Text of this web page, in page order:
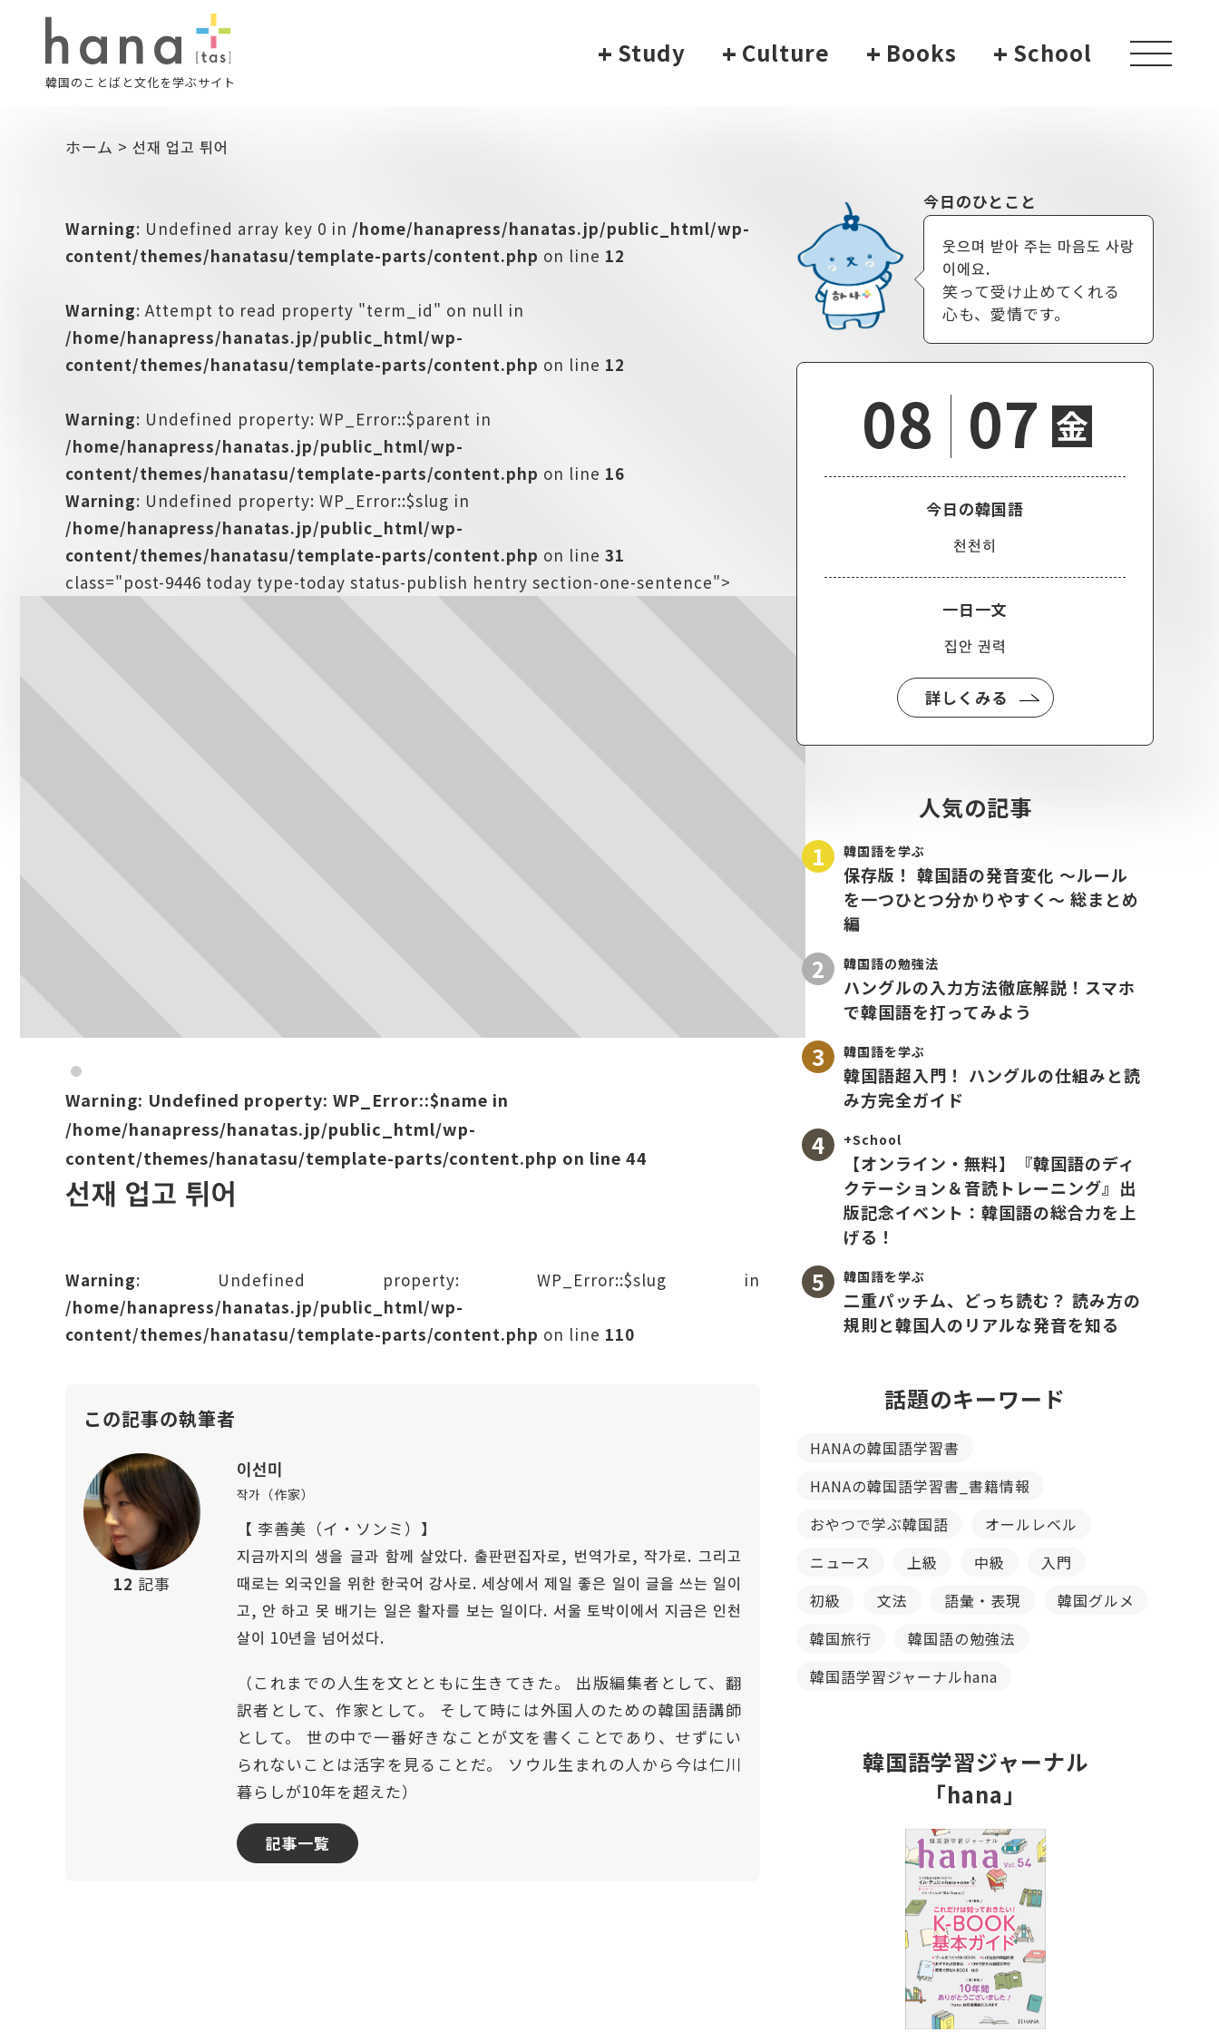
韓国のことばと文化を学ぶサイト
+ Study + Culture + Books + School
toggle
ホーム > 선재 업고 튀어
Warning: Undefined array key 0 in /home/hanapress/hanatas.jp/public_html/wp-
content/themes/hanatasu/template-parts/content.php on line 12
Warning: Attempt to read property "term_id" on null in
/home/hanapress/hanatas.jp/public_html/wp-
content/themes/hanatasu/template-parts/content.php on line 12
Warning: Undefined property: WP_Error::$parent in
/home/hanapress/hanatas.jp/public_html/wp-
content/themes/hanatasu/template-parts/content.php on line 16
Warning: Undefined property: WP_Error::$slug in
/home/hanapress/hanatas.jp/public_html/wp-
content/themes/hanatasu/template-parts/content.php on line 31
class="post-9446 today type-today status-publish hentry section-one-sentence">
Warning: Undefined property: WP_Error::$name in
/home/hanapress/hanatas.jp/public_html/wp-
content/themes/hanatasu/template-parts/content.php on line 44
선재 업고 튀어
Warning: Undefined property: WP_Error::$slug in
/home/hanapress/hanatas.jp/public_html/wp-
content/themes/hanatasu/template-parts/content.php on line 110
この記事の執筆者
12 記事
이선미
작가（作家）
【 李善美（イ・ソンミ）】
지금까지의 생을 글과 함께 살았다. 출판편집자로, 번역가로, 작가로. 그리고
때로는 외국인을 위한 한국어 강사로. 세상에서 제일 좋은 일이 글을 쓰는 일이
고, 안 하고 못 배기는 일은 활자를 보는 일이다. 서울 토박이에서 지금은 인천
살이 10년을 넘어섰다.
（これまでの人生を文とともに生きてきた。 出版編集者として、翻
訳者として、作家として。 そして時には外国人のための韓国語講師
として。 世の中で一番好きなことが文を書くことであり、せずにい
られないことは活字を見ることだ。 ソウル生まれの人から今は仁川
暮らしが10年を超えた）
記事一覧
今日のひとこと
웃으며 받아 주는 마음도 사랑
이에요.
笑って受け止めてくれる
心も、愛情です。
08 07 金
今日の韓国語
천천히
一日一文
집안 권력
詳しくみる
人気の記事
韓国語を学ぶ
保存版！ 韓国語の発音変化 〜ルール
を一つひとつ分かりやすく〜 総まとめ
編
韓国語の勉強法
ハングルの入力方法徹底解説！スマホ
で韓国語を打ってみよう
韓国語を学ぶ
韓国語超入門！ ハングルの仕組みと読
み方完全ガイド
+School
【オンライン・無料】『韓国語のディ
クテーション＆音読トレーニング』出
版記念イベント：韓国語の総合力を上
げる！
韓国語を学ぶ
二重パッチム、どっち読む？ 読み方の
規則と韓国人のリアルな発音を知る
話題のキーワード
HANAの韓国語学習書
HANAの韓国語学習書_書籍情報
おやつで学ぶ韓国語
オールレベル
ニュース
上級 中級
入門
初級
文法 語彙・表現
韓国グルメ
韓国旅行
韓国語の勉強法
韓国語学習ジャーナルhana
韓国語学習ジャーナル
「hana」